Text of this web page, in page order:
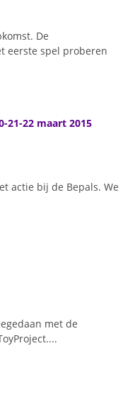
De
eerste spel proberen
21-22 maart 2015
actie bij de Bepals. We
met de